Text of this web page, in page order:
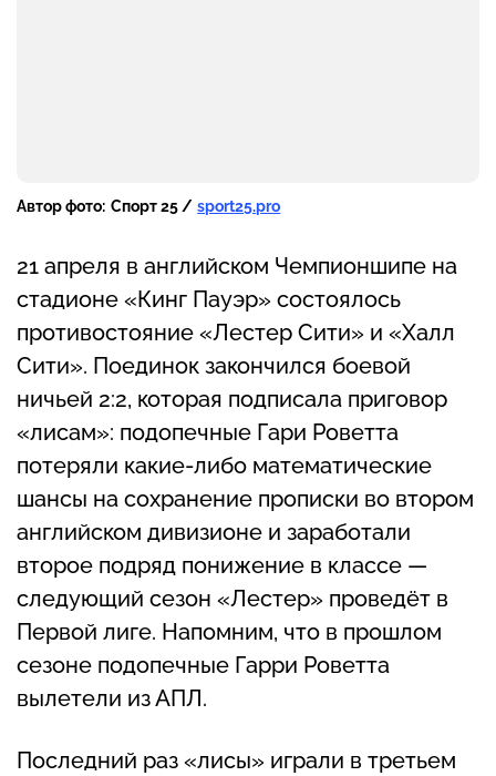
Автор фото: Спорт 25 / sport25.pro
21 апреля в английском Чемпионшипе на
стадионе «Кинг Пауэр» состоялось
противостояние «Лестер Сити» и «Халл
Сити». Поединок закончился боевой
ничьей 2:2, которая подписала приговор
«лисам»: подопечные Гари Роветта
потеряли какие-либо математические
шансы на сохранение прописки во втором
английском дивизионе и заработали
второе подряд понижение в классе —
следующий сезон «Лестер» проведёт в
Первой лиге. Напомним, что в прошлом
сезоне подопечные Гарри Роветта
вылетели из АПЛ.
Последний раз «лисы» играли в третьем